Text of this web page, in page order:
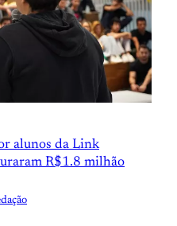
alunos da Link
R$1.8 milhão